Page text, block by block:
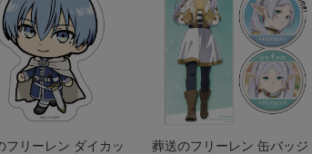
フリーレン ダイカッ
葬送のフリーレン 缶バッジ